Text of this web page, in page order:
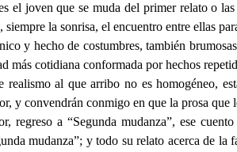
el joven que se muda del primer relato o
la sonrisa, el encuentro entre ellas
y hecho de costumbres, también
más cotidiana conformada por hechos
realismo al que arribo no es homogéneo,
y convendrán conmigo en que la prosa
regreso a “Segunda mudanza”, ese
mudanza”; y todo su relato acerca de